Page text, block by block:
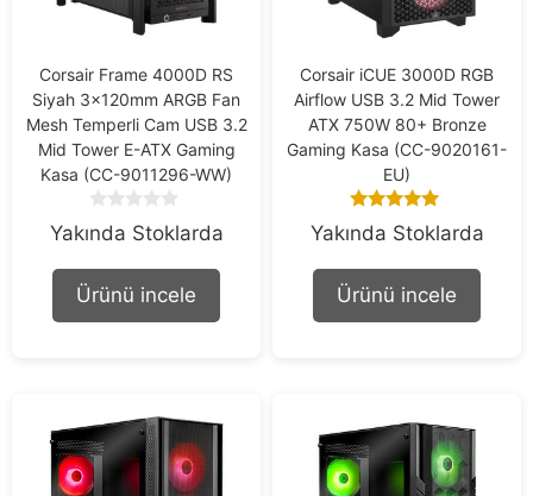
Corsair Frame 4000D RS
Siyah 3x120mm ARGB Fan
Mesh Temperli Cam USB 3.2
Mid Tower E-ATX Gaming
Kasa (CC-9011296-WW)
o
o
f
Yakında Stoklarda
Ürünü incele
Corsair iCUE 3000D RGB
Airflow USB 3.2 Mid Tower
ATX 750W 80+ Bronze
Gaming Kasa (CC-9020161-
EU)
5.00
out of 5
Yakında Stoklarda
Ürünü incele